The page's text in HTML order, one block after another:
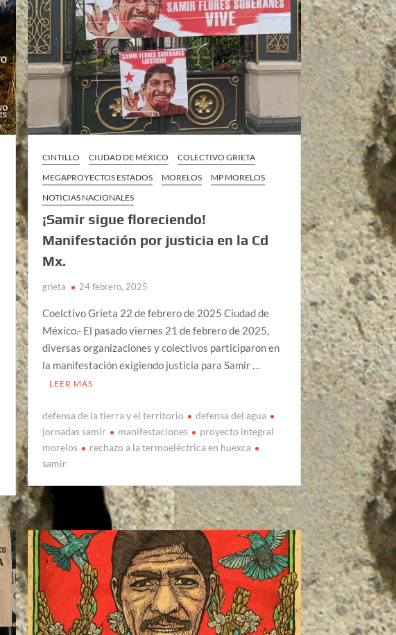
CINTILLO CIUDAD DE MÉXICO
COLECTIVO GRIETA
MEGAPROYECTOS ESTADOS
MORELOS
MP MORELOS
NOTICIAS NACIONALES
¡Samir sigue floreciendo!
Manifestación por justicia en la Cd
Mx.
grieta 24 febrero, 2025
Coelctivo Grieta 22 de febrero de 2025 Ciudad de
México.- El pasado viernes 21 de febrero de 2025,
diversas organizaciones y colectivos participaron en
la manifestación exigiendo justicia para Samir …
LEER MÁS
defensa de la tierra y el territorio
defensa del agua
jornadas samir
manifestaciones
proyecto integral
morelos
rechazo a la termoeléctrica en huexca
samir